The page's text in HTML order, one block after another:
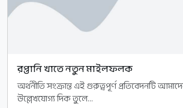
রপ্তানি খাতে নতুন মাইলফলক
অর্থনীতি সংক্রান্ত এই গুরুত্বপূর্ণ প্রতিবেদনটি
উল্লেখযোগ্য দিক তুলে...